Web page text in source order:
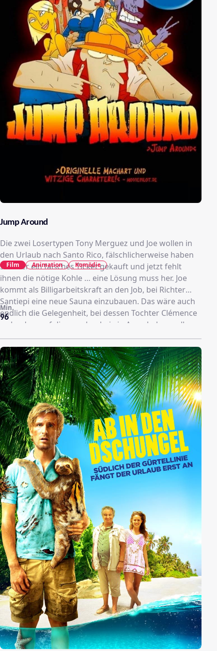
Jump Around
Die zwei Losertypen Tony Merguez und Joe wollen in
den Urlaub nach Santo Rico, fälschlicherweise haben
sie aber ein falsches Ticket gekauft und jetzt fehlt
ihnen die nötige Kohle … eine Lösung muss her. Joe
kommt als Billigarbeitskraft an den Job, bei Richter
Santiepi eine neue Sauna einzubauen. Das wäre auch
endlich die Gelegenheit, bei dessen Tochter Clémence
zu landen, auf die er nebenbei ein Auge haben soll.
Tony wird für den knallharten Dealer Zoran fünf Kilo
Haschisch verkaufen. Das riecht förmlich nach
Problemen. Während Joe blöderweise das Haus des
Richters zerlegt, kommt Tony der Stoff abhanden, was
Zoran überhaupt nicht gut findet. Dann entpuppt sich
auch noch seine Freundin als Undercover-Polizistin …
96
Min.
Film Animation Komödie